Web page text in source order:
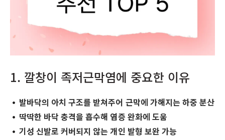
1. 깔창이 족저근막염에 중요한 이유
발바닥의 아치 구조를 받쳐주어 근막에 가해지는 하중 분산
딱딱한 바닥 충격을 흡수해 염증 완화에 도움
기성 신발로 커버되지 않는 개인 발형 보완 가능